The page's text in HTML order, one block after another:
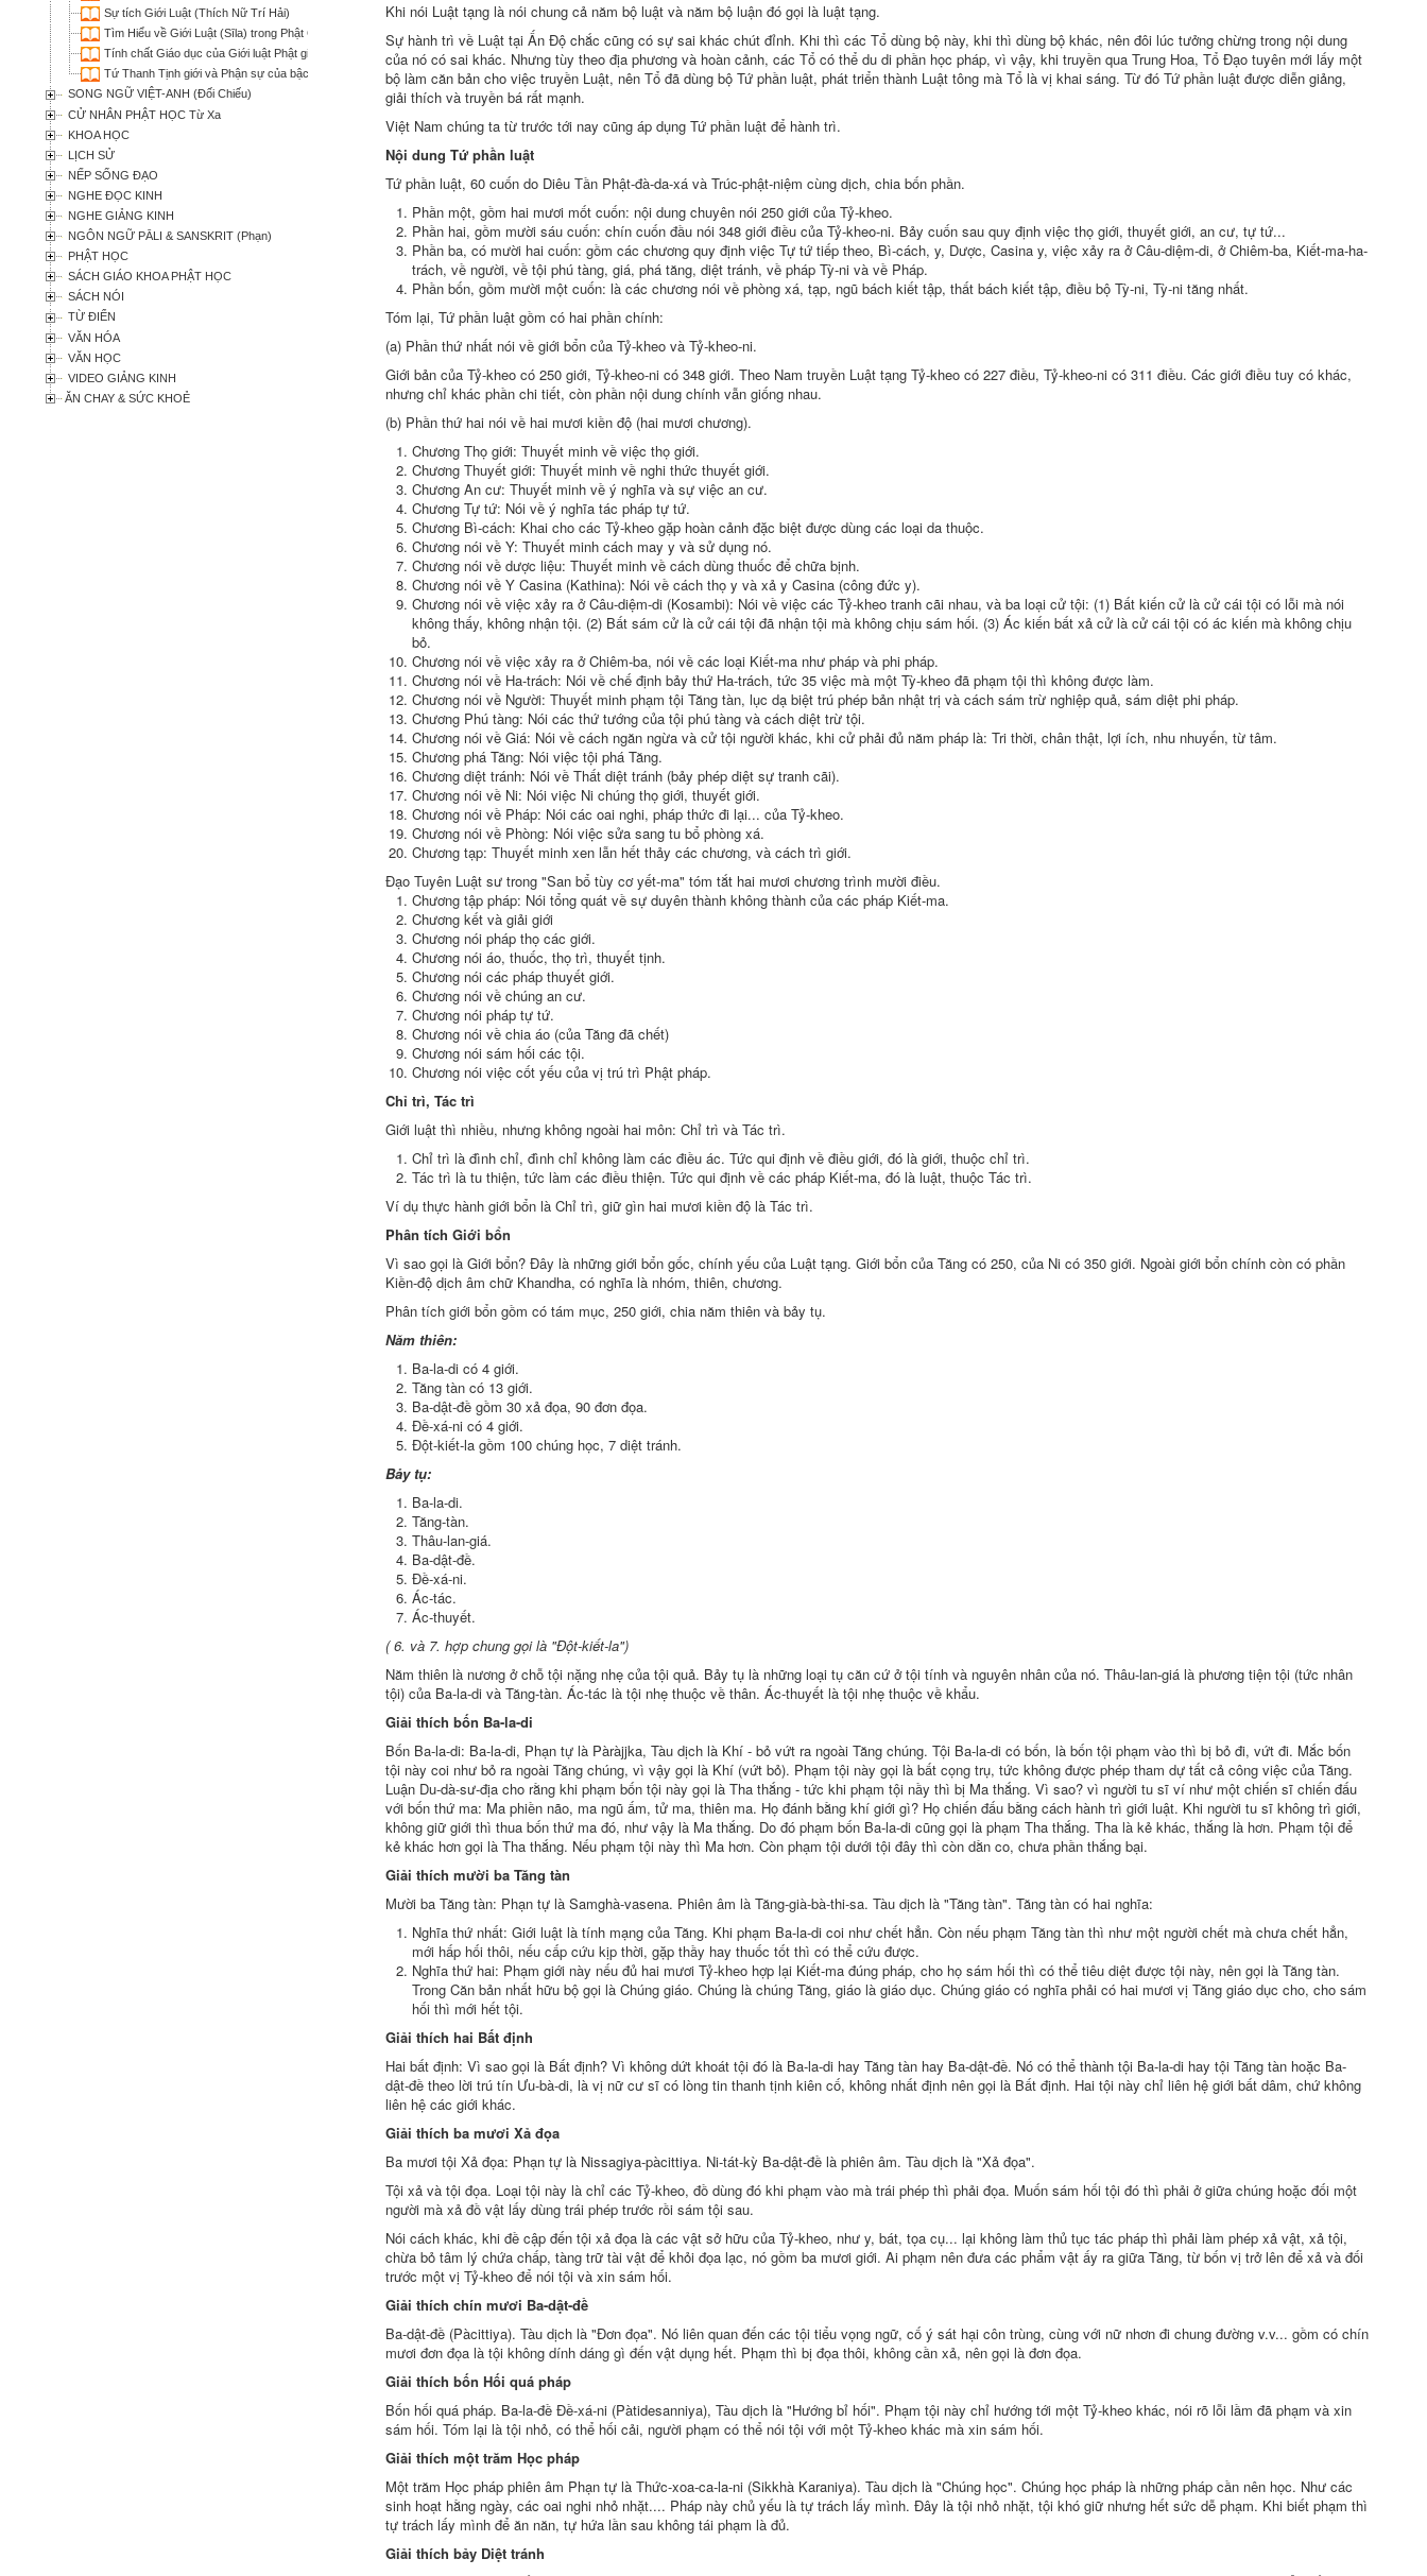
Sự tích Giới Luật (Thích Nữ Trí Hải)
Tìm Hiểu về Giới Luật (Sīla) trong Phật Giáo (Thích Quang Thạnh)
Tính chất Giáo dục của Giới luật Phật giáo (Thích Phước Sơn)
Tứ Thanh Tịnh giới và Phận sự của bậc xuất gia (Bửu Chơn)
SONG NGỮ VIỆT-ANH (Đối Chiếu)
CỬ NHÂN PHẬT HỌC Từ Xa
KHOA HỌC
LỊCH SỬ
NẾP SỐNG ĐẠO
NGHE ĐỌC KINH
NGHE GIẢNG KINH
NGÔN NGỮ PĀLI & SANSKRIT (Phạn)
PHẬT HỌC
SÁCH GIÁO KHOA PHẬT HỌC
SÁCH NÓI
TỪ ĐIỂN
VĂN HÓA
VĂN HỌC
VIDEO GIẢNG KINH
ĂN CHAY & SỨC KHOẺ
Khi nói Luật tạnglà nói chung cả năm bộ luật và năm bộ luận đó gọi là luật tạng.
Sự hành trì về Luật tại Ấn Độchắc cũng có sự sai khác chút đỉnh. Khi thì các Tổ dùng bộ này, khi thì dùng bộ khác, nên đôi lúc tưởng chừng trong nội dung
của nó có sai khác. Nhưng tùy theođịa phương và hoàn cảnh, các Tổ có thể du di phần học pháp, vì vậy, khi truyền qua Trung Hoa, Tổ Đạo tuyênmới lấy một
bộ làm căn bảncho việc truyền Luật, nên Tổ đã dùng bộ Tứ phần luật, phát triển thành Luật tôngmà Tổ là vị khai sáng. Từ đó Tứ phần luậtđược diễn giảng,
giải thíchvà truyền bárất mạnh.
Việt Nam chúng tatừ trước tới nay cũng áp dụng Tứ phần luậtđể hành trì.
Nội dung Tứ phần luật
Tứ phần luật, 60 cuốn do Diêu Tần Phật-đà-da-xá và Trúc-phật-niệm cùng dịch, chia bốn phần.
Phần một, gồm hai mươi mốt cuốn: nội dung chuyên nói 250 giới của Tỷ-kheo.
Phần hai, gồm mười sáu cuốn: chín cuốn đầu nói 348 giới điều của Tỷ-kheo-ni. Bảy cuốn sau quy địnhviệc thọ giới, thuyết giới, an cư, tự tứ...
Phần ba, có mười hai cuốn: gồm các chương quy địnhviệc Tự tứ tiếp theo, Bì-cách, y, Dược, Casina y, việc xảy ra ở Câu-diệm-di, ở Chiêm-ba, Kiết-ma-ha-
trách, về người, về tội phú tàng, giá, phá tăng, diệt tránh, về pháp Tỳ-ni và về Pháp.
Phần bốn, gồm mười một cuốn: là các chương nói về phòng xá, tạp, ngũ bách kiết tập, thất bách kiết tập, điều bộ Tỳ-ni, Tỳ-ni tăng nhất.
Tóm lại, Tứ phần luật gồm cóhai phần chính:
(a) Phần thứ nhất nói về giới bổncủa Tỷ-kheo và Tỷ-kheo-ni.
Giới bảncủa Tỷ-kheo có 250 giới, Tỷ-kheo-ni có 348 giới. Theo Nam truyền Luật tạngTỷ-kheo có 227 điều, Tỷ-kheo-ni có 311 điều. Các giới điều tuy có khác,
nhưng chỉ khác phần chi tiết, còn phần nội dung chính vẫn giống nhau.
(b) Phần thứ hai nói về hai mươi kiền độ(hai mươi chương).
Chương Thọ giới: Thuyết minhvề việc thọ giới.
Chương Thuyết giới: Thuyết minhvề nghi thức thuyết giới.
Chương Ancư: Thuyết minhvề ý nghĩavà sự việc an cư.
Chương Tự tứ: Nói về ý nghĩa tác pháp tự tứ.
Chương Bì-cách: Khai cho các Tỷ-kheo gặp hoàn cảnh đặc biệtđược dùng các loạida thuộc.
Chương nói về Y: Thuyết minhcách may y và sử dụngnó.
Chương nói về dược liệu: Thuyết minhvề cách dùng thuốc để chữa bịnh.
Chương nói về Y Casina (Kathina): Nói về cách thọ y và xả y Casina (công đức y).
Chương nói về việc xảy ra ở Câu-diệm-di (Kosambi): Nói về việc các Tỷ-kheo tranh cãi nhau, và ba loại cử tội: (1) Bất kiến cửlà cử cái tội có lỗi mà nói
không thấy, không nhận tội. (2) Bất sám cửlà cử cái tội đã nhận tộimà không chịu sám hối. (3) Ác kiếnbất xả cử là cử cái tội có ác kiếnmà không chịu
bỏ.
Chương nói về việc xảy ra ở Chiêm-ba, nói về các loạiKiết-ma như phápvà phi pháp.
Chương nói về Ha-trách: Nói về chế định bảy thứ Ha-trách, tức 35 việc mà một Tỳ-kheo đã phạm tộithì không được làm.
Chương nói về Người: Thuyết minh phạm tội Tăng tàn, lục dạ biệt trú phép bản nhật trị và cách sám trừ nghiệp quả, sám diệt phi pháp.
Chương Phú tàng: Nói các thứ tướng của tội phú tàng và cách diệt trừtội.
Chương nói về Giá: Nói về cách ngăn ngừavà cử tội người khác, khi cử phải đủ năm pháp là: Tri thời, chân thật, lợi ích, nhu nhuyến, từ tâm.
Chương phá Tăng: Nói việc tội phá Tăng.
Chương diệt tránh: Nói về Thất diệt tránh(bảy phép diệt sự tranh cãi).
Chương nói về Ni: Nói việc Ni chúng thọ giới, thuyết giới.
Chương nói về Pháp: Nói các oai nghi, pháp thức đi lại... của Tỷ-kheo.
Chương nói về Phòng: Nói việc sửa sang tu bổphòng xá.
Chương tạp: Thuyết minh xen lẫnhết thảy các chương, và cách trì giới.
Đạo Tuyên Luật sưtrong "San bổ tùy cơyết-ma" tóm tắthai mươi chương trìnhmười điều.
Chương tập pháp: Nói tổng quát về sự duyên thànhkhông thành của các pháp Kiết-ma.
Chương kết và giải giới
Chương nói pháp thọ các giới.
Chương nói áo, thuốc, thọ trì, thuyết tịnh.
Chương nói các pháp thuyết giới.
Chương nói về chúng an cư.
Chương nói pháp tựtứ.
Chương nói về chia áo (của Tăng đã chết)
Chương nói sám hốicác tội.
Chương nói việc cốt yếu của vị trú trì Phật pháp.
Chỉ trì, Tác trì
Giới luậtthì nhiều, nhưng không ngoài hai môn: Chỉ trì và Tác trì.
Chỉ trì là đình chỉ, đình chỉkhông làm các điều ác. Tức qui định về điều giới, đó là giới, thuộc chỉ trì.
Tác trì là tu thiện, tức làm các điều thiện. Tức qui định về các pháp Kiết-ma, đó là luật, thuộc Tác trì.
Ví dụ thực hành giới bổnlà Chỉ trì, giữ gìnhai mươi kiền độlà Tác trì.
Phân tích Giới bổn
Vì sao gọi là Giới bổn? Đây là những giới bổngốc, chính yếucủa Luật tạng. Giới bổncủa Tăng có 250, của Ni có 350 giới. Ngoài giới bổnchính còn có phần
Kiền-độ dịch âm chữ Khandha, có nghĩa là nhóm, thiên, chương.
Phân tích giới bổn gồm cótám mục, 250 giới, chia năm thiên và bảy tụ.
Năm thiên:
Ba-la-di có 4 giới.
Tăng tàncó 13 giới.
Ba-dật-đề gồm 30 xả đọa, 90 đơn đọa.
Đề-xá-ni có 4 giới.
Đột-kiết-la gồm 100 chúng học, 7 diệt tránh.
Bảy tụ:
Ba-la-di.
Tăng-tàn.
Thâu-lan-giá.
Ba-dật-đề.
Đề-xá-ni.
Ác-tác.
Ác-thuyết.
( 6. và 7. hợp chung gọi là "Đột-kiết-la")
Năm thiên là nương ở chỗ tội nặng nhẹ của tội quả. Bảy tụ là những loại tụ căn cứ ởtội tínhvà nguyên nhâncủa nó. Thâu-lan-giá là phương tiệntội (tức nhân
tội) của Ba-la-di và Tăng-tàn. Ác-tác là tội nhẹthuộc về thân. Ác-thuyết là tội nhẹthuộc về khẩu.
Giải thích bốn Ba-la-di
Bốn Ba-la-di: Ba-la-di, Phạn tự là Pàràjjka, Tàu dịch là Khí - bỏ vứt ra ngoài Tăng chúng. Tội Ba-la-di có bốn, là bốn tội phạm vào thì bị bỏ đi, vứt đi. Mắc bốn
tội này coi như bỏ rangoài Tăng chúng, vì vậy gọi là Khí (vứt bỏ). Phạm tộinày gọi là bất cọngtrụ, tức không được phép tham dựtất cả công việc của Tăng.
Luận Du-dà-sư-địa cho rằng khi phạm bốn tội này gọi là Tha thắng - tức khi phạm tộinầy thì bị Ma thắng. Vì sao? vì người tu sĩ ví nhưmột chiến sĩ chiến đấu
với bốn thứ ma: Ma phiền não, ma ngũ ấm, tử ma, thiên ma. Họ đánh bằng khí giớigì? Họ chiến đấu bằng cách hành trì giới luật. Khi người tu sĩkhông trì giới,
không giữ giớithì thua bốn thứ ma đó, như vậy là Ma thắng. Do đó phạm bốn Ba-la-di cũng gọi là phạm Tha thắng. Tha là kẻ khác, thắng là hơn. Phạm tộiđể
kẻ khác hơn gọi là Tha thắng. Nếu phạm tộinày thì Ma hơn. Còn phạm tộidưới tội đây thì còn dằn co, chưa phần thắng bại.
Giải thích mười ba Tăng tàn
Mười ba Tăngtàn: Phạn tự là Samghà-vasena. Phiên âm là Tăng-già-bà-thi-sa. Tàu dịch là "Tăng tàn". Tăng tàncó hai nghĩa:
Nghĩa thứ nhất: Giới luậtlà tính mạngcủa Tăng. Khi phạm Ba-la-di coi như chết hẳn. Còn nếu phạm Tăngtàn thì như một người chết mà chưa chết hẳn,
mới hấp hối thôi, nếu cấp cứukịp thời, gặp thầy hay thuốc tốt thì có thể cứu được.
Nghĩa thứ hai: Phạm giớinày nếu đủ hai mươi Tỷ-kheo hợp lạiKiết-ma đúng pháp, cho họ sám hốithì có thể tiêu diệtđược tội này, nên gọi là Tăng tàn.
Trong Căn bảnnhất hữu bộgọi là Chúng giáo. Chúng là chúng Tăng, giáo là giáo dục. Chúng giáo có nghĩa phải có hai mươi vị Tăng giáo dục cho, cho sám
hốithì mới hết tội.
Giải thích hai Bất định
Hai bất định: Vì sao gọi là Bất định? Vì không dứt khoáttội đó là Ba-la-di hay Tăng tànhay Ba-dật-đề. Nó có thể thành tội Ba-la-di hay tội Tăng tànhoặc Ba-
dật-đề theo lời trú tín Ưu-bà-di, là vị nữ cư sĩcó lòng tin thanh tịnh kiên cố, không nhất địnhnên gọi là Bất định. Hai tội này chỉ liên hệgiới bất dâm, chứ không
liên hệcác giới khác.
Giải thích ba mươi Xả đọa
Ba mươi tội Xả đọa: Phạn tự là Nissagiya-pàcittiya. Ni-tát-kỳ Ba-dật-đềlà phiên âm. Tàu dịch là "Xả đọa".
Tội xả và tội đọa. Loại tội này là chỉ các Tỷ-kheo, đồ dùng đó khi phạm vào mà trái phépthì phải đọa. Muốn sám hốitội đó thì phải ở giữa chúng hoặc đối một
người mà xả đồ vật lấy dùng trái phéptrước rồi sám tội sau.
Nói cách khác, khi đề cập đến tội xả đọalà các vật sở hữucủa Tỷ-kheo, như y, bát, tọa cụ... lại không làm thủ tục tác phápthì phải làm phép xả vật, xả tội,
chừa bỏ tâm lý chứa chấp, tàng trữ tài vật để khỏi đọa lạc, nó gồm ba mươi giới. Ai phạm nên đưa các phẩm vật ấy ra giữa Tăng, từ bốn vị trở lên để xả và đối
trước một vị Tỷ-kheo để nói tội và xin sám hối.
Giải thích chín mươi Ba-dật-đề
Ba-dật-đề (Pàcittiya). Tàu dịch là "Đơn đọa". Nó liên quan đếncác tội tiểu vọng ngữ, cố ý sát hạicôn trùng, cùng với nữ nhơn đi chung đường v.v... gồm cóchín
mươi đơn đọa là tội không dính dánggì đến vật dụnghết. Phạm thì bị đọa thôi, không cần xả, nên gọi là đơn đọa.
Giải thích bốn Hối quápháp
Bốn hối quápháp. Ba-la-đề Đề-xá-ni(Pàtidesanniya), Tàu dịch là "Hướng bỉ hối". Phạm tộinày chỉ hướng tới một Tỷ-kheo khác, nói rõ lỗi lầm đã phạm và xin
sám hối. Tóm lạilà tội nhỏ, có thể hối cải, người phạm có thể nói tội với một Tỷ-kheo khác mà xin sám hối.
Giải thích một trăm Học pháp
Một trăm Học pháp phiên âm Phạn tự là Thức-xoa-ca-la-ni (Sikkhà Karaniya). Tàu dịch là "Chúng học". Chúng học pháplà những pháp cần nên học. Như các
sinh hoạt hằng ngày, các oai nghinhỏ nhặt.... Pháp này chủ yếu là tự trách lấy mình. Đây là tội nhỏ nhặt, tội khó giữ nhưng hết sức dễ phạm. Khi biết phạm thì
tự trách lấy mình để ăn năn, tự hứalần sau không tái phạm là đủ.
Giải thích bảy Diệt tránh